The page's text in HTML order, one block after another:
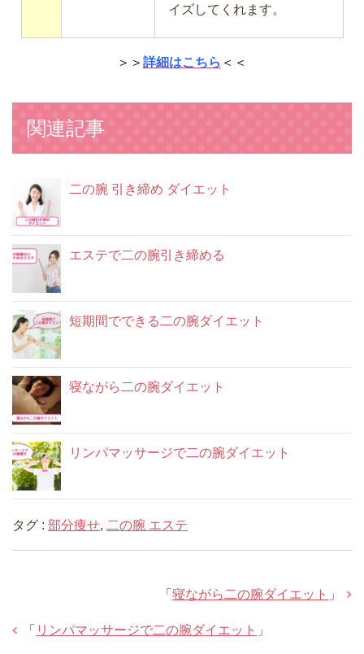
イズしてくれます。
＞＞ 詳細はこちら ＜＜
関連記事
二の腕 引き締め ダイエット
エステで二の腕引き締める
短期間でできる二の腕ダイエット
寝ながら二の腕ダイエット
リンパマッサージで二の腕ダイエット
タグ : 部分痩せ, 二の腕 エステ
「 寝ながら二の腕ダイエット 」
「 リンパマッサージで二の腕ダイエット 」